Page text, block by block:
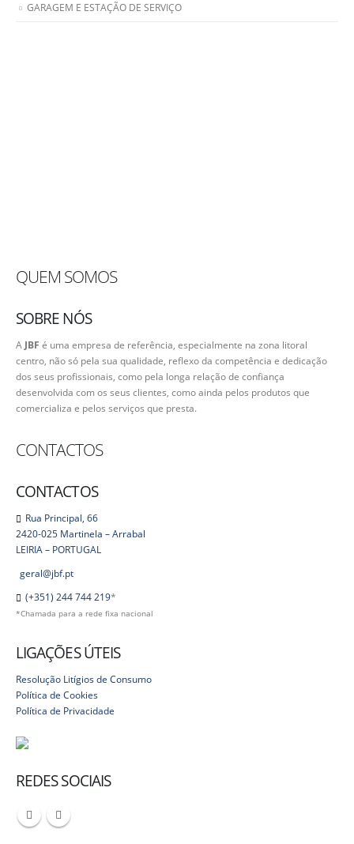
GARAGEM E ESTAÇÃO DE SERVIÇO
QUEM SOMOS
SOBRE NÓS
A JBF é uma empresa de referência, especialmente na zona litoral
centro, não só pela sua qualidade, reflexo da competência e dedicação
dos seus profissionais, como pela longa relação de confiança
desenvolvida com os seus clientes, como ainda pelos produtos que
comercializa e pelos serviços que presta.
CONTACTOS
CONTACTOS
Rua Principal, 66
2420-025 Martinela – Arrabal
LEIRIA – PORTUGAL
geral@jbf.pt
(+351) 244 744 219*
*Chamada para a rede fixa nacional
LIGAÇÕES ÚTEIS
Resolução Litígios de Consumo
Política de Cookies
Política de Privacidade
REDES SOCIAIS